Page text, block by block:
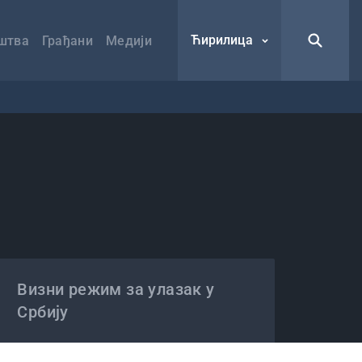
Грађани Медији Ћирилица
Визни режим за улазак у
Србију